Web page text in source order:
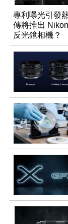
專利曝光引發
傳將推出
反光鏡相機？